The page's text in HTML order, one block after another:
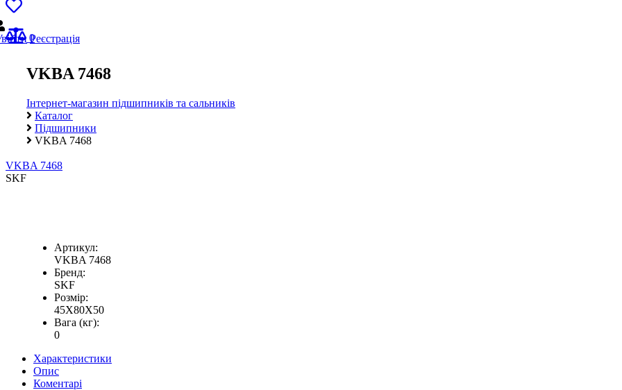
0
Реєстрація
VKBA 7468
Інтернет-магазин підшипників та сальників
Каталог
Підшипники
VKBA 7468
VKBA 7468
SKF
Артикул:
VKBA 7468
Бренд:
SKF
Розмір:
45X80X50
Вага (кг):
0
Характеристики
Опис
Коментарі